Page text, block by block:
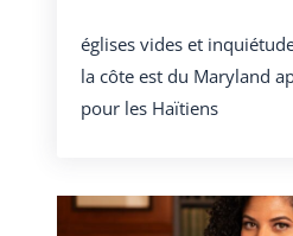
églises vides et
la côte est du Maryland
pour les Haïtiens